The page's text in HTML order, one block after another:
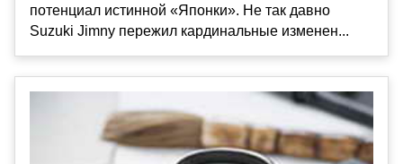
потенциал истинной «Японки». Не так давно
Suzuki Jimny пережил кардинальные изменен...